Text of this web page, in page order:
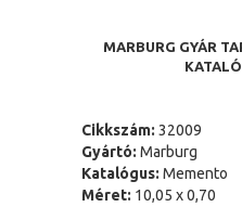
MARBURG GYÁR
Cikkszám: 32009
Gyártó: Marburg
Katalógus: Memento
Méret: 10,05 x 0,70